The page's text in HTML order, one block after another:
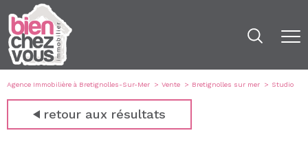
Agence Immobilière à Bretignolles-Sur-Mer Vente Bretignolles sur mer Studio
retour aux résultats